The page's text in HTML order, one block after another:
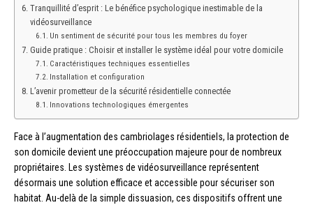
Tranquillité d’esprit : Le bénéfice psychologique inestimable de la
vidéosurveillance
Un sentiment de sécurité pour tous les membres du foyer
Guide pratique : Choisir et installer le système idéal pour votre domicile
Caractéristiques techniques essentielles
Installation et configuration
L’avenir prometteur de la sécurité résidentielle connectée
Innovations technologiques émergentes
Face à l’augmentation des cambriolages résidentiels, la protection de
son domicile devient une préoccupation majeure pour de nombreux
propriétaires. Les systèmes de vidéosurveillance représentent
désormais une solution efficace et accessible pour sécuriser son
habitat. Au-delà de la simple dissuasion, ces dispositifs offrent une